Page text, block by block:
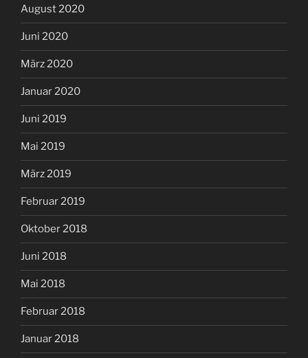
August 2020
Juni 2020
März 2020
Januar 2020
Juni 2019
Mai 2019
März 2019
Februar 2019
Oktober 2018
Juni 2018
Mai 2018
Februar 2018
Januar 2018